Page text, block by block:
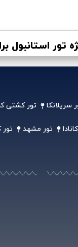
تور استانبول
سریلانکا تور کشتی
تور مشهد